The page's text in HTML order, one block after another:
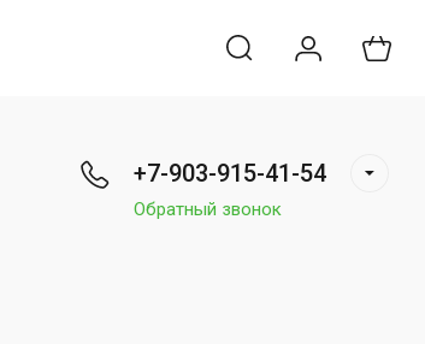
+7-903-915-41-54
Обратный звонок